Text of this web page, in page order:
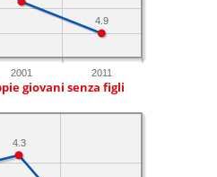
2001 2011
4.9
giovani senza figli
4.3